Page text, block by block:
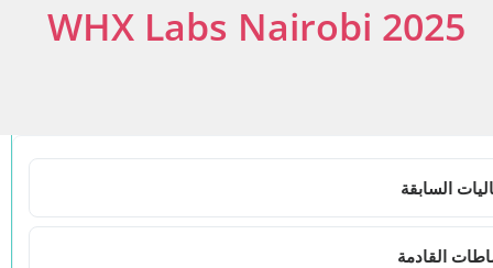
WHX Labs Nairobi 2025
WHX Labs Nairobi 2025
Share
السابقة
القادمة